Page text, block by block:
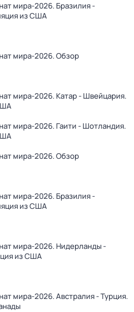
мира-2026. Бразилия -
из США
мира-2026. Обзор
мира-2026. Катар - Швейцария.
мира-2026. Гаити - Шотландия.
мира-2026. Обзор
мира-2026. Бразилия -
из США
мира-2026. Нидерланды -
из США
мира-2026. Австралия - Турция.